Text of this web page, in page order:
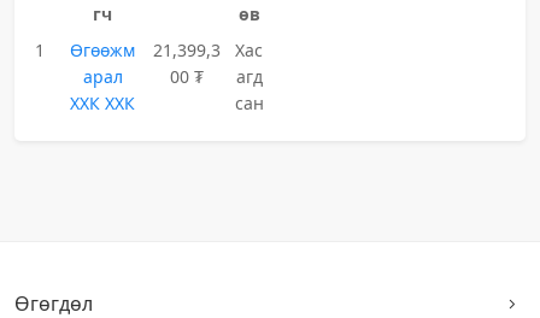
гч
өв
1
Өгөөжм
арал
ХХК ХХК
21,399,3
00 ₮
Хас
агд
сан
Өгөгдөл